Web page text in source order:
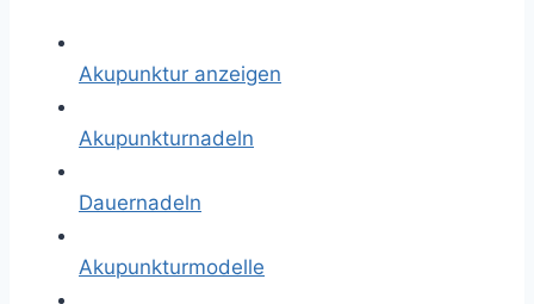
Akupunktur anzeigen
Akupunkturnadeln
Dauernadeln
Akupunkturmodelle